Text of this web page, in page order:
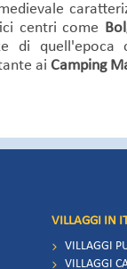
centri come
di
ai Camping
VILLAGGI IN
VILLAGGI
VILLAGGI